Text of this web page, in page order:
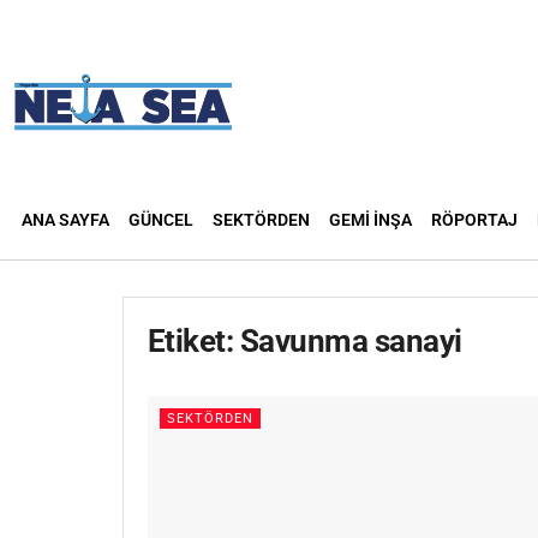
ANA SAYFA GÜNCEL SEKTÖRDEN GEMI İNŞA RÖPORTAJ
Etiket: Savunma sanayi
SEKTÖRDEN